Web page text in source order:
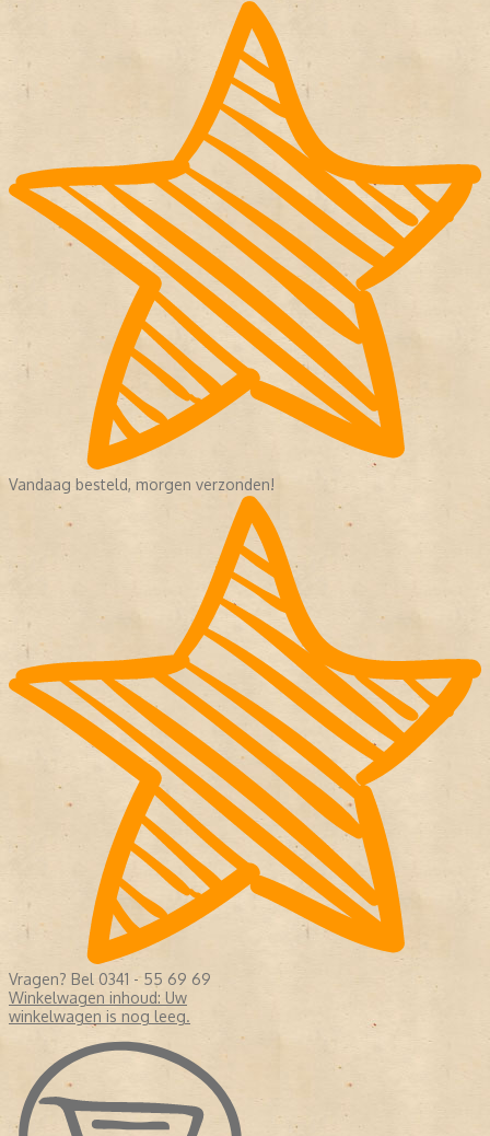
Vandaag besteld, morgen verzonden!
Vragen? Bel 0341 - 55 69 69
Winkelwagen inhoud: Uw
winkelwagen is nog leeg.